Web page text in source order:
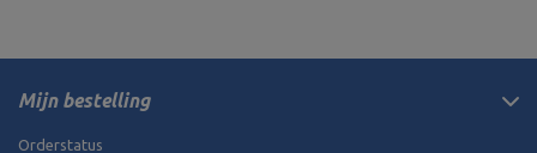
Mijn bestelling
Orderstatus